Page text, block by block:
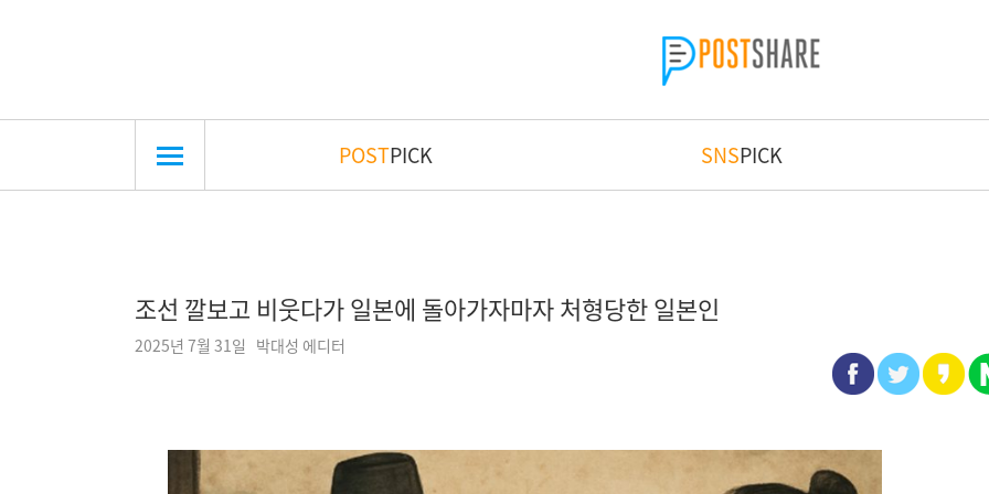
POSTPICK SNSPICK
조선 깔보고 비웃다가 일본에 돌아가자마자 처형당한 일본인
2025년 7월 31일 박대성 에디터